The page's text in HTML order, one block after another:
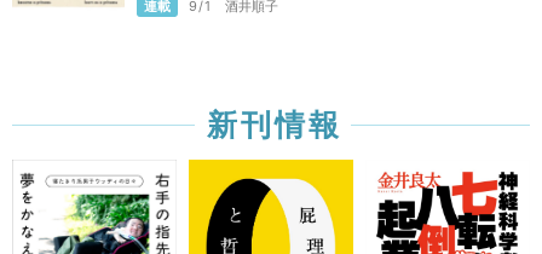
連載 9/1 酒井順子
新刊情報